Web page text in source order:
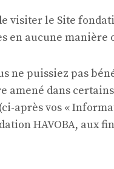
visiter le Site
en aucune
ne puissiez pas
amené dans
après vos «
HAVOBA, aux